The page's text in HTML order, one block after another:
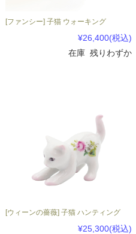
[ファンシー] 子猫 ウォーキング
¥26,400(税込)
在庫 残りわずか
[ウィーンの薔薇] 子猫 ハンティング
¥25,300(税込)